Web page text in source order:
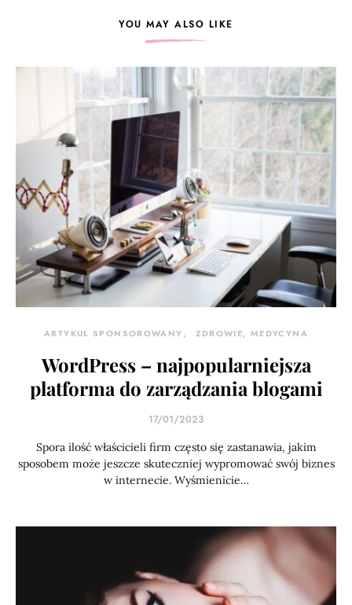
YOU MAY ALSO LIKE
ARTYKUŁ SPONSOROWANY ZDROWIE, MEDYCYNA
WordPress – najpopularniejsza
platforma do zarządzania blogami
17/01/2023
Spora ilość właścicieli firm często się zastanawia, jakim
sposobem może jeszcze skuteczniej wypromować swój biznes
w internecie. Wyśmienicie…